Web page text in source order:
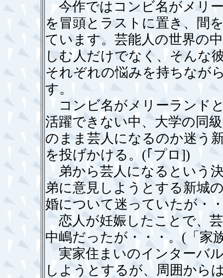
今作ではコンビ名がメリ
を冒頭とラストに置き、間
ています。芸能人の世界の
しむ人だけでなく、そんな
それぞれの悩みを持ちなが
す。
コンビ名がメリーランド
活躍できない中、大学の同
のまま芸人になるのか迷う
を投げかける。(｢プロ])
弟から芸人になるという
弟に意見しようとする新城
婚について迷っていたが・
恋人が妊娠したことで、
中嶋だったが・・・。(「家
実家住まいのインターバ
しようとするが、周囲から